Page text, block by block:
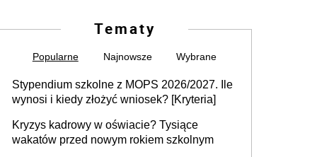
Tematy
Popularne Najnowsze Wybrane
Stypendium szkolne z MOPS 2026/2027. Ile
wynosi i kiedy złożyć wniosek? [Kryteria]
Kryzys kadrowy w oświacie? Tysiące
wakatów przed nowym rokiem szkolnym